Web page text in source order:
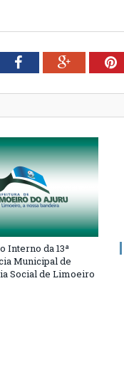
FacebookGoogle+
Interno da 13ª
Municipal de
Social de Limoeiro